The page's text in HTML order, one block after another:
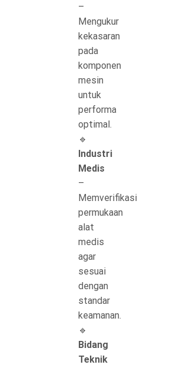
–
Mengukur
kekasaran
pada
komponen
mesin
untuk
performa
optimal.
🔹
Industri
Medis
–
Memverifikasi
permukaan
alat
medis
agar
sesuai
dengan
standar
keamanan.
🔹
Bidang
Teknik